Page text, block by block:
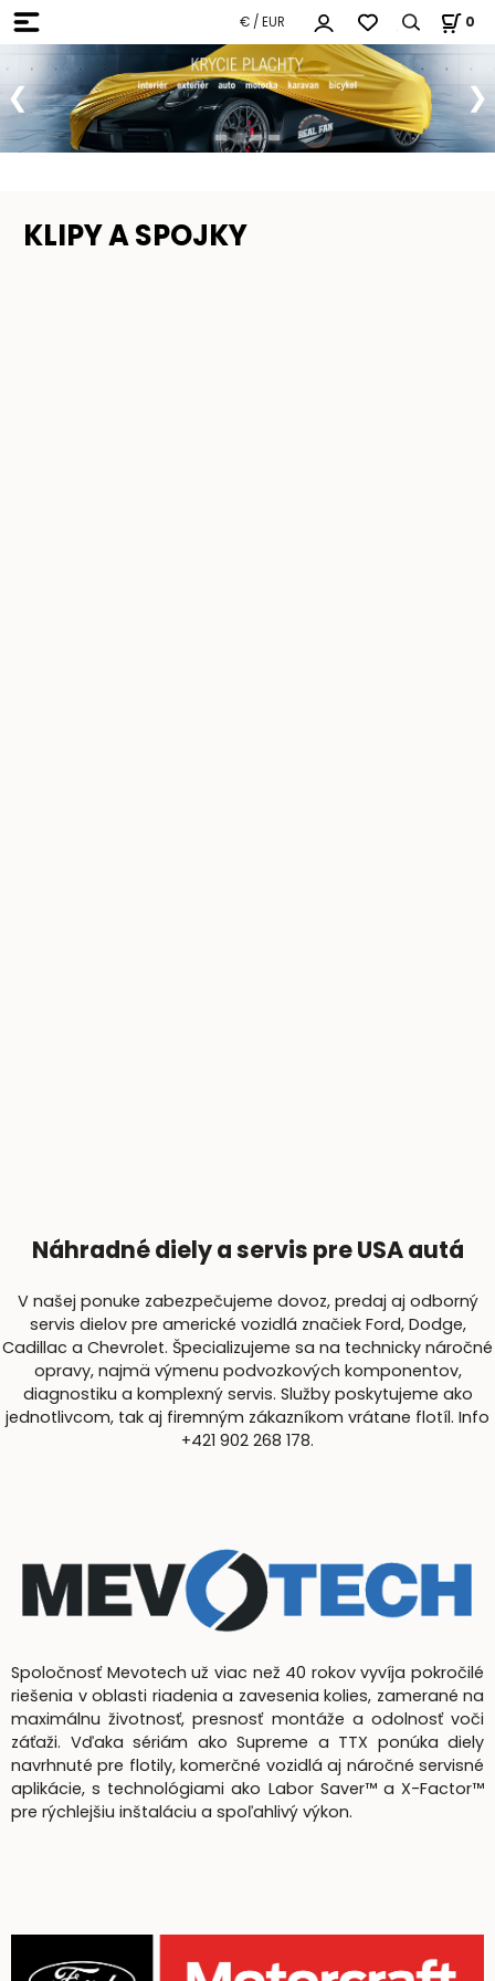
€ / EUR 0
KLIPY A SPOJKY
Náhradné diely a servis pre USA autá
V našej ponuke zabezpečujeme dovoz, predaj aj odborný
servis dielov pre americké vozidlá značiek Ford, Dodge,
Cadillac a Chevrolet. Špecializujeme sa na technicky náročné
opravy, najmä výmenu podvozkových komponentov,
diagnostiku a komplexný servis. Služby poskytujeme ako
jednotlivcom, tak aj firemným zákazníkom vrátane flotíl. Info
+421 902 268 178.
Spoločnosť Mevotech už viac než 40 rokov vyvíja pokročilé
riešenia v oblasti riadenia a zavesenia kolies, zamerané na
maximálnu životnosť, presnosť montáže a odolnosť voči
záťaži. Vďaka sériám ako Supreme a TTX ponúka diely
navrhnuté pre flotily, komerčné vozidlá aj náročné servisné
aplikácie, s technológiami ako Labor Saver™ a X-Factor™
pre rýchlejšiu inštaláciu a spoľahlivý výkon.